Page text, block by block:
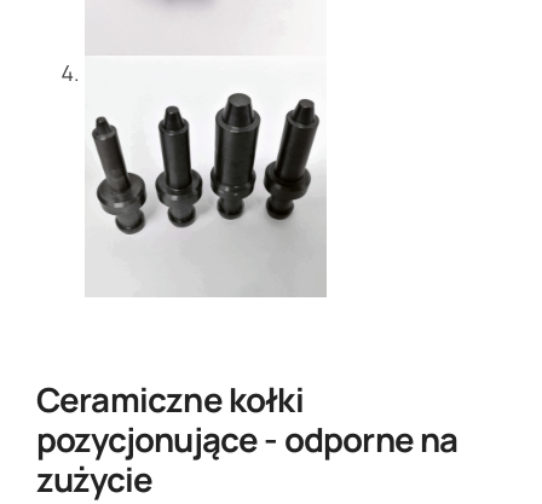
Ceramiczne kołki
pozycjonujące - odporne na
zużycie